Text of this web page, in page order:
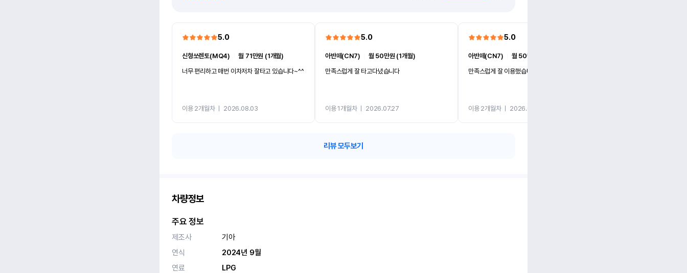
5.0
신형쏘렌토(MQ4) ㅣ월 71만원 (1개월)
너무 편리하고 매번 이차저차 잘타고 있습니다~^^
이용 2개월차ㅣ 2026.08.03
5.0
아반떼(CN7)
월 50만원 (1개월)
만족스럽게 잘 타고다녔습니다
이용 1개월차ㅣ 2026.07.27
5.0
아반떼(CN7)
월 50만원 (1개월)
만족스럽게 잘 이용했습니다
이용 2개월차ㅣ 2026.07.27
리뷰 모두보기
차량정보
주요 정보
제조사
기아
연식
2024년 9월
연료
LPG